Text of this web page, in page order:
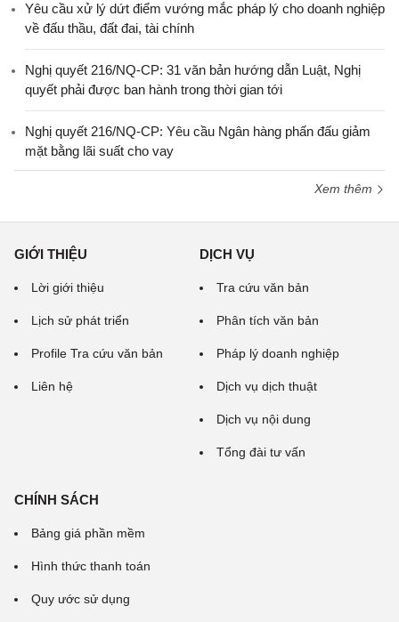
Yêu cầu xử lý dứt điểm vướng mắc pháp lý cho doanh nghiệp
về đấu thầu, đất đai, tài chính
Nghị quyết 216/NQ-CP: 31 văn bản hướng dẫn Luật, Nghị
quyết phải được ban hành trong thời gian tới
Nghị quyết 216/NQ-CP: Yêu cầu Ngân hàng phấn đấu giảm
mặt bằng lãi suất cho vay
Xem thêm
GIỚI THIỆU
Lời giới thiệu
Lịch sử phát triển
Profile Tra cứu văn bản
Liên hệ
DỊCH VỤ
Tra cứu văn bản
Phân tích văn bản
Pháp lý doanh nghiệp
Dịch vụ dịch thuật
Dịch vụ nội dung
Tổng đài tư vấn
CHÍNH SÁCH
Bảng giá phần mềm
Hình thức thanh toán
Quy ước sử dụng